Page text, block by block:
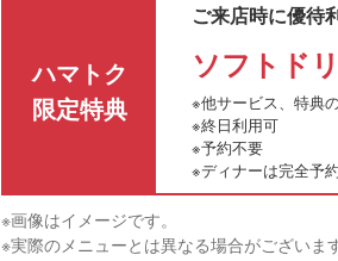
ハマトク
限定特典
ご来店時に優待
ソフトド
※他サービス、特典
※終日利用可
※予約不要
※ディナーは完全予
※画像はイメージです。
※実際のメニューとは異なる場合がございま